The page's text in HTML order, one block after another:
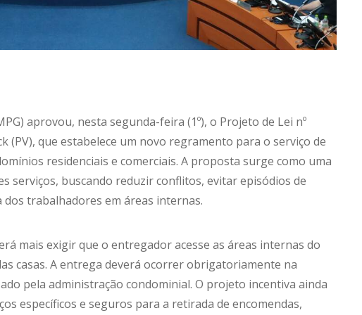
aprovou, nesta segunda-feira (1º), o Projeto de Lei nº
(PV), que estabelece um novo regramento para o serviço de
residenciais e comerciais. A proposta surge como uma
serviços, buscando reduzir conflitos, evitar episódios de
trabalhadores em áreas internas.
mais exigir que o entregador acesse as áreas internas do
casas. A entrega deverá ocorrer obrigatoriamente na
pela administração condominial. O projeto incentiva ainda
específicos e seguros para a retirada de encomendas,